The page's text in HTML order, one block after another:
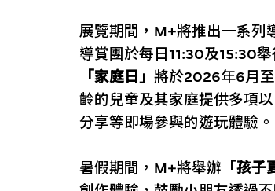
展覽期間，M+將推出一系列
導賞團於每日11:30及15:30
「家庭日」 將於2026年6月
齡的兒童及其家庭提供多項
分享等即場參與的遊玩體驗。
暑假期間，M+將舉辦 「孩